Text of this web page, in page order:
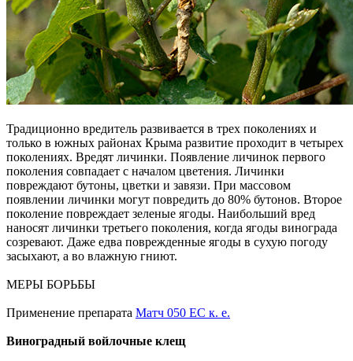
Традиционно вредитель развивается в трех поколениях и
только в южных районах Крыма развитие проходит в четырех
поколениях. Вредят личинки. Появление личинок первого
поколения совпадает с началом цветения. Личинки
повреждают бутоны, цветки и завязи. При массовом
появлении личинки могут повредить до 80% бутонов. Второе
поколение повреждает зеленые ягоды. Наибольший вред
наносят личинки третьего поколения, когда ягоды винограда
созревают. Даже едва поврежденные ягоды в сухую погоду
засыхают, а во влажную гниют.
МЕРЫ БОРЬБЫ
Применение препарата Матч 050 ЕС к. е.
Виноградный войлочные клещ